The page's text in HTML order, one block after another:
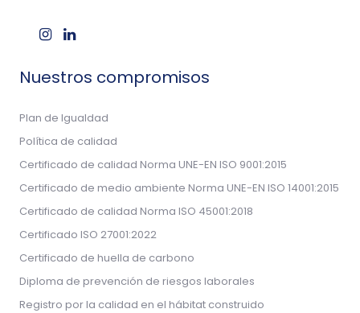
Nuestros compromisos
Plan de Igualdad
Política de calidad
Certificado de calidad Norma UNE-EN ISO 9001:2015
Certificado de medio ambiente Norma UNE-EN ISO 14001:2015
Certificado de calidad Norma ISO 45001:2018
Certificado ISO 27001:2022
Certificado de huella de carbono
Diploma de prevención de riesgos laborales
Registro por la calidad en el hábitat construido